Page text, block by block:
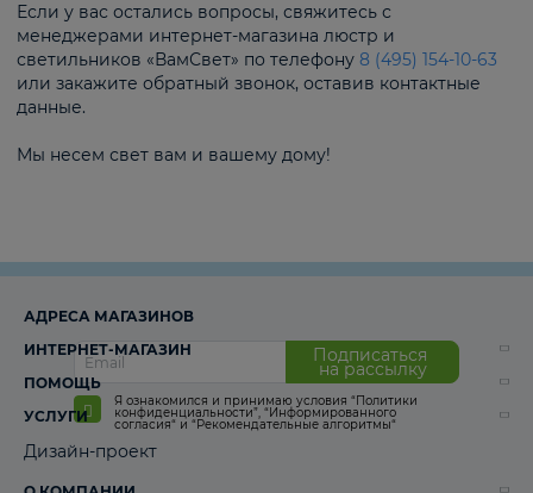
Если у вас остались вопросы, свяжитесь с
менеджерами интернет-магазина люстр и
светильников «ВамСвет» по телефону 8 (495) 154-10-63
или закажите обратный звонок, оставив контактные
данные.
Мы несем свет вам и вашему дому!
Подписаться
на рассылку
Я ознакомился и принимаю условия “Политики
конфиденциальности”, “Информированного
согласия“ и “Рекомендательные алгоритмы“
АДРЕСА МАГАЗИНОВ
ИНТЕРНЕТ-МАГАЗИН
ПОМОЩЬ
УСЛУГИ
Дизайн-проект